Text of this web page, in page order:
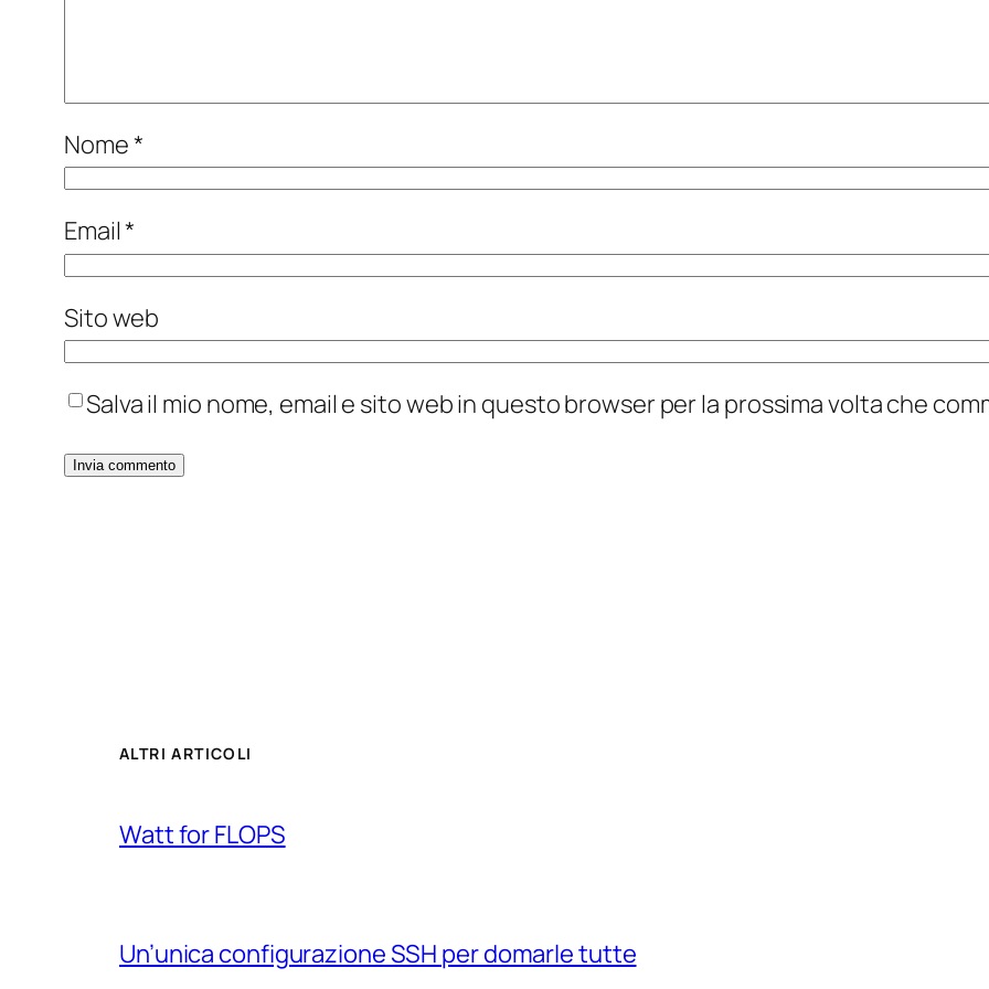
Nome*
Email*
Sito web
Salva il mio nome, email e sito web in questo browser per la prossima volta che
ALTRI ARTICOLI
Watt for FLOPS
Un’unica configurazione SSH per domarle tutte